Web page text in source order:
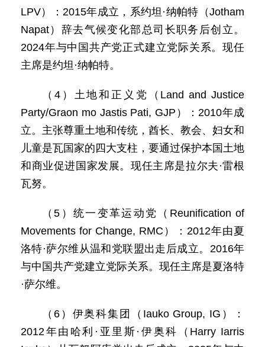
LPV）：2015年成立，系约坦·纳帕特（Jotham
Napat）辞去气候变化部总司长职务后创立。
2024年与中国共产党正式建立党际关系。现任
主席是约坦·纳帕特。
（4）土地和正义党（Land and Justice
Party/Graon mo Jastis Pati, GJP）：2010年成
立。主张尊重土地和传统，酋长、教会、妇女和
儿童是瓦国家的四大支柱，要通过保护本国土地
和商业促进国家发展。现任主席是拉尔夫·雷根
瓦努。
（5）统一变革运动党（Reunification of
Movements for Change, RMC）：2012年由夏
洛特·萨尔维从温和党联盟出走后成立。2016年
与中国共产党建立党际关系。现任主席是夏洛特
·萨尔维。
（6）伊奥科集团（Iauko Group, IG）：
2012年由哈利·亚里斯·伊奥科（Harry Iarris